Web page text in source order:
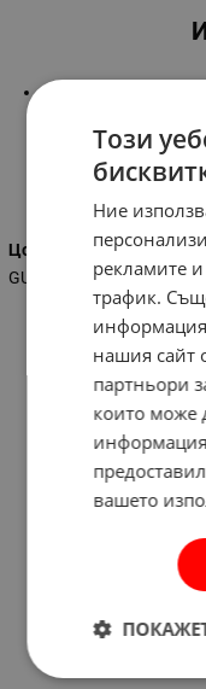
Цокъл:
Цокъл
GU5.3
Този
Ние
рекламите
трафик.
информация
нашия сайт
партньори
които може
вашето